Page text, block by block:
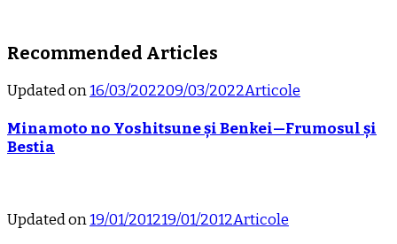
Recommended Articles
Updated on16/03/202209/03/2022Articole
Minamoto no Yoshitsune și Benkei—Frumosul și
Bestia
Updated on19/01/201219/01/2012Articole